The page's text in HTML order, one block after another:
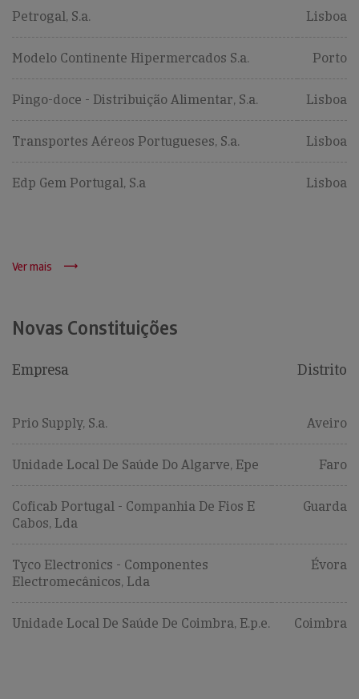
Petrogal, S.a. Lisboa
Modelo Continente Hipermercados S.a. Porto
Pingo-doce - Distribuição Alimentar, S.a. Lisboa
Transportes Aéreos Portugueses, S.a. Lisboa
Edp Gem Portugal, S.a Lisboa
Ver mais
Novas Constituições
Empresa Distrito
Prio Supply, S.a. Aveiro
Unidade Local De Saúde Do Algarve, Epe Faro
Coficab Portugal - Companhia De Fios E
Cabos, Lda
Guarda
Tyco Electronics - Componentes
Electromecânicos, Lda
Évora
Unidade Local De Saúde De Coimbra, E.p.e. Coimbra